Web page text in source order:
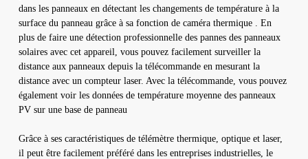
dans les panneaux en détectant les changements de température à la
surface du panneau grâce à sa fonction de caméra thermique . En
plus de faire une détection professionnelle des pannes des panneaux
solaires avec cet appareil, vous pouvez facilement surveiller la
distance aux panneaux depuis la télécommande en mesurant la
distance avec un compteur laser. Avec la télécommande, vous pouvez
également voir les données de température moyenne des panneaux
PV sur une base de panneau
Grâce à ses caractéristiques de télémètre thermique, optique et laser,
il peut être facilement préféré dans les entreprises industrielles, le